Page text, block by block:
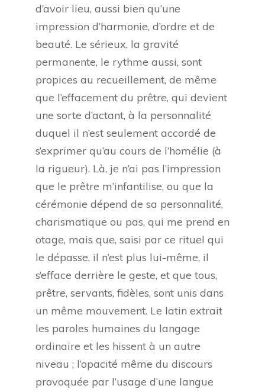
d’avoir lieu, aussi bien qu’une
impression d’harmonie, d’ordre et de
beauté. Le sérieux, la gravité
permanente, le rythme aussi, sont
propices au recueillement, de même
que l’effacement du prêtre, qui devient
une sorte d’actant, à la personnalité
duquel il n’est seulement accordé de
s’exprimer qu’au cours de l’homélie (à
la rigueur). Là, je n’ai pas l’impression
que le prêtre m’infantilise, ou que la
cérémonie dépend de sa personnalité,
charismatique ou pas, qui me prend en
otage, mais que, saisi par ce rituel qui
le dépasse, il n’est plus lui-même, il
s’efface derrière le geste, et que tous,
prêtre, servants, fidèles, sont unis dans
un même mouvement. Le latin extrait
les paroles humaines du langage
ordinaire et les hissent à un autre
niveau ; l’opacité même du discours
provoquée par l’usage d’une langue